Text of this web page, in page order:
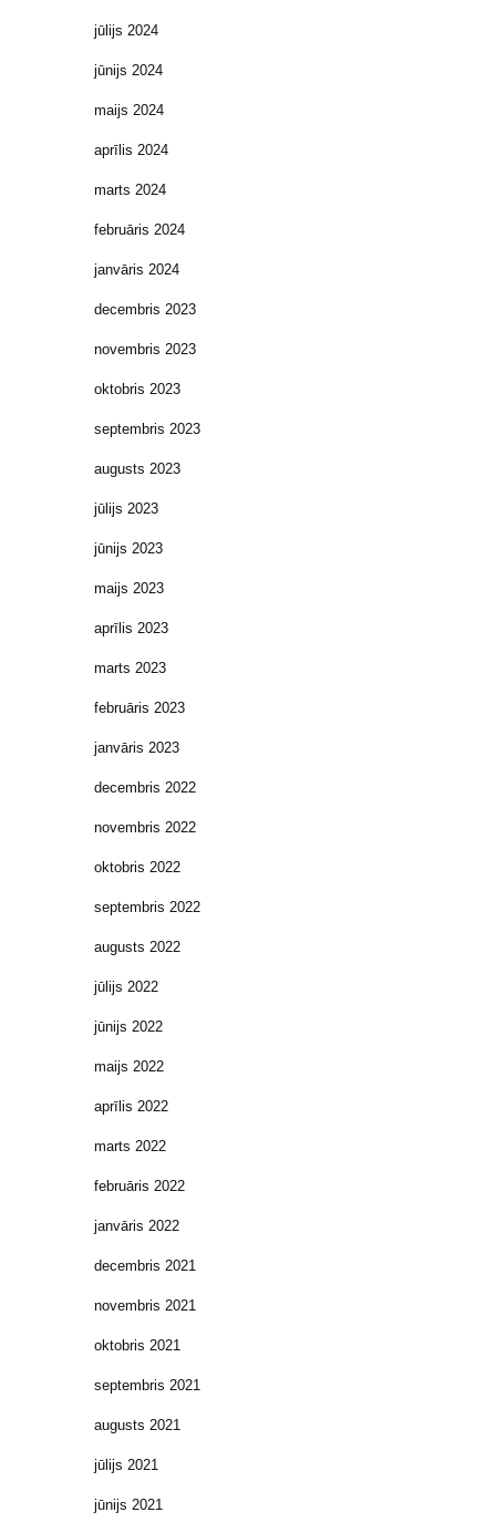
jūlijs 2024
jūnijs 2024
maijs 2024
aprīlis 2024
marts 2024
februāris 2024
janvāris 2024
decembris 2023
novembris 2023
oktobris 2023
septembris 2023
augusts 2023
jūlijs 2023
jūnijs 2023
maijs 2023
aprīlis 2023
marts 2023
februāris 2023
janvāris 2023
decembris 2022
novembris 2022
oktobris 2022
septembris 2022
augusts 2022
jūlijs 2022
jūnijs 2022
maijs 2022
aprīlis 2022
marts 2022
februāris 2022
janvāris 2022
decembris 2021
novembris 2021
oktobris 2021
septembris 2021
augusts 2021
jūlijs 2021
jūnijs 2021